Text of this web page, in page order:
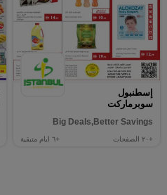
إسطنبول
سوبرماركت
Big Deals,Better Savings
+٢٠ الصفحات +٦ ايام متبقية